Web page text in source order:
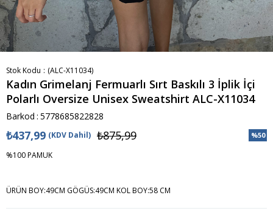
Stok Kodu (ALC-X11034)
Kadın Grimelanj Fermuarlı Sırt Baskılı 3 İplik İçi
Polarlı Oversize Unisex Sweatshirt ALC-X11034
Barkod : 5778685822828
%50
₺875,99
₺437,99 (KDV Dahil)
%100 PAMUK
ÜRÜN BOY:49CM GÖGÜS:49CM KOL BOY:58 CM